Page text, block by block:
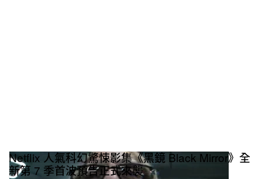
Netflix 人氣科幻驚悚影集《黑鏡 Black Mirror》全
新第 7 季首波預告正式來襲